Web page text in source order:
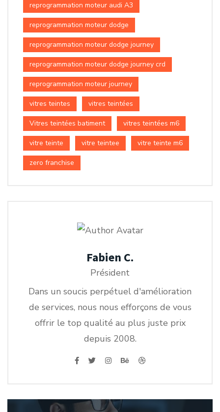
reprogrammation moteur audi A3
reprogrammation moteur dodge
reprogrammation moteur dodge journey
reprogrammation moteur dodge journey crd
reprogrammation moteur journey
vitres teintes vitres teintées
Vitres teintées batiment vitres teintées m6
vitre teinte vitre teintee vitre teinte m6
zero franchise
Fabien C.
Président
Dans un soucis perpétuel d'amélioration
de services, nous nous efforçons de vous
offrir le top qualité au plus juste prix
depuis 2008.